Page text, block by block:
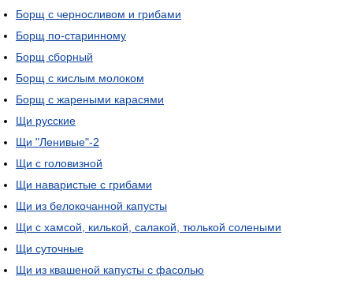
Борщ с черносливом и грибами
Борщ по-старинному
Борщ сборный
Борщ с кислым молоком
Борщ с жареными карасями
Щи русские
Щи "Ленивые"-2
Щи с головизной
Щи наваристые с грибами
Щи из белокочанной капусты
Щи с хамсой, килькой, салакой, тюлькой солеными
Щи суточные
Щи из квашеной капусты с фасолью